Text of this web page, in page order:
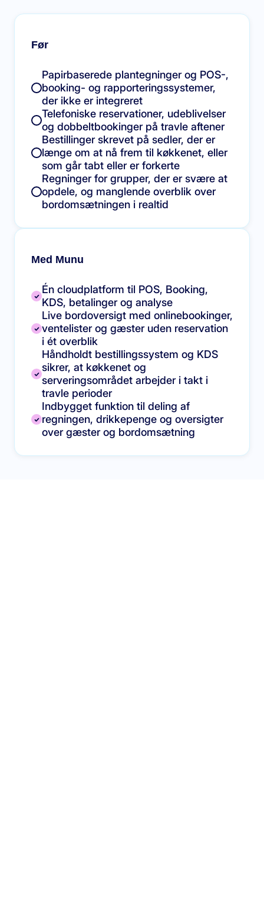
Før
Papirbaserede plantegninger og POS-,
booking- og rapporteringssystemer,
der ikke er integreret
Telefoniske reservationer, udeblivelser
og dobbeltbookinger på travle aftener
Bestillinger skrevet på sedler, der er
længe om at nå frem til køkkenet, eller
som går tabt eller er forkerte
Regninger for grupper, der er svære at
opdele, og manglende overblik over
bordomsætningen i realtid
Med Munu
Én cloudplatform til POS, Booking,
KDS, betalinger og analyse
Live bordoversigt med onlinebookinger,
ventelister og gæster uden reservation
i ét overblik
Håndholdt bestillingssystem og KDS
sikrer, at køkkenet og
serveringsområdet arbejder i takt i
travle perioder
Indbygget funktion til deling af
regningen, drikkepenge og oversigter
over gæster og bordomsætning